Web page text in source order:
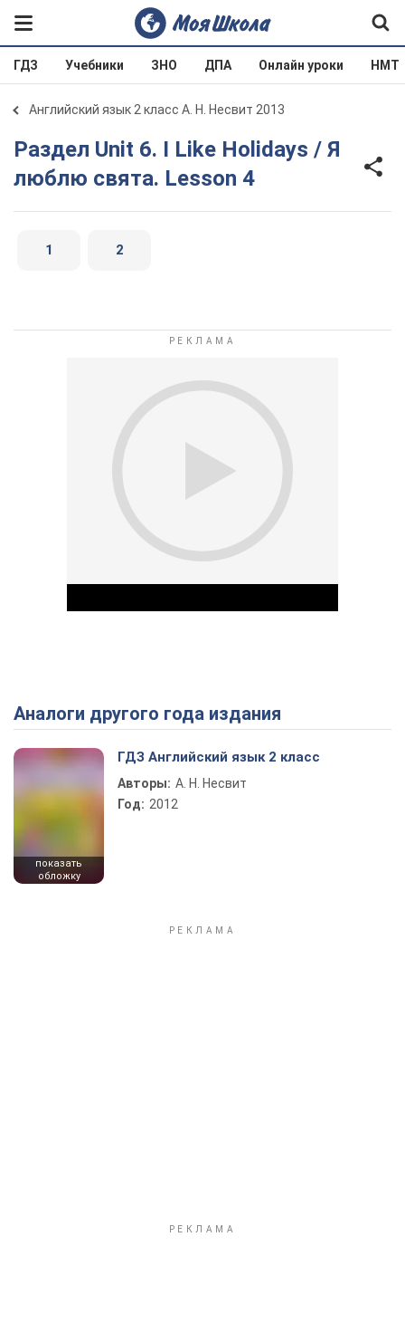
ГДЗ Учебники ЗНО ДПА Онлайн уроки НМТ
Английский язык 2 класс А. Н. Несвит 2013
Раздел Unit 6. I Like Holidays / Я
люблю свята. Lesson 4
1 2
Play Video
Аналоги другого года издания
показать
обложку
ГДЗ Английский язык 2 класс
Авторы: А. Н. Несвит
Год: 2012